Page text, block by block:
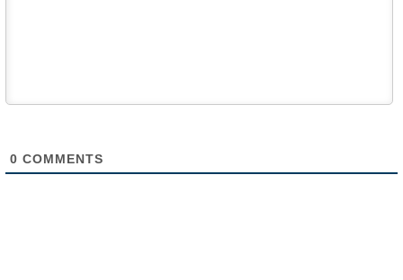
0 COMMENTS